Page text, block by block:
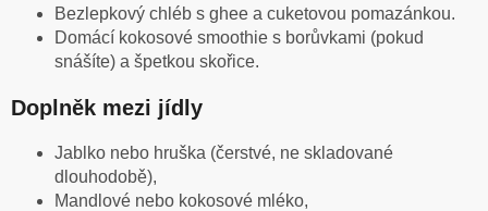
Bezlepkový chléb s ghee a cuketovou pomazánkou.
Domácí kokosové smoothie s borůvkami (pokud
snášíte) a špetkou skořice.
Doplněk mezi jídly
Jablko nebo hruška (čerstvé, ne skladované
dlouhodobě),
Mandlové nebo kokosové mléko,